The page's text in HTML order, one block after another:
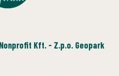
Kft. - Z.p.o. Geopark